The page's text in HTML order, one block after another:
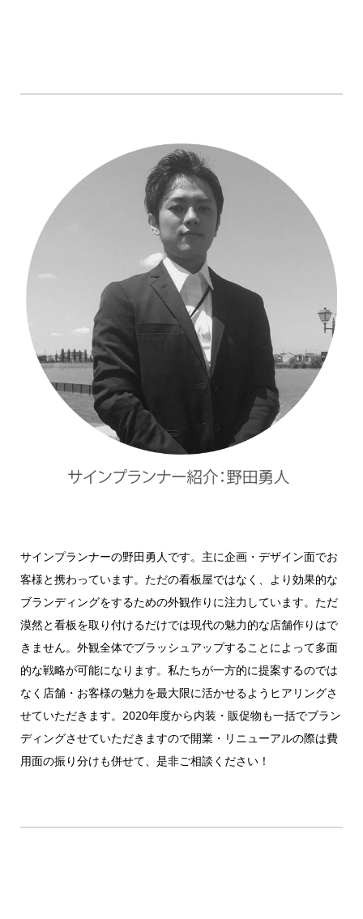
サインプランナーの野田勇人です。主に企画・デザイン面でお
客様と携わっています。ただの看板屋ではなく、より効果的な
ブランディングをするための外観作りに注力しています。ただ
漠然と看板を取り付けるだけでは現代の魅力的な店舗作りはで
きません。外観全体でブラッシュアップすることによって多面
的な戦略が可能になります。私たちが一方的に提案するのでは
なく店舗・お客様の魅力を最大限に活かせるようヒアリングさ
せていただきます。2020年度から内装・販促物も一括でブラン
ディングさせていただきますので開業・リニューアルの際は費
用面の振り分けも併せて、是非ご相談ください！